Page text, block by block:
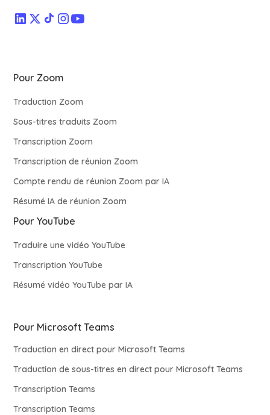
Pour Zoom
Traduction Zoom
Sous-titres traduits Zoom
Transcription Zoom
Transcription de réunion Zoom
Compte rendu de réunion Zoom par IA
Résumé IA de réunion Zoom
Pour YouTube
Traduire une vidéo YouTube
Transcription YouTube
Résumé vidéo YouTube par IA
Pour Microsoft Teams
Traduction en direct pour Microsoft Teams
Traduction de sous-titres en direct pour Microsoft Teams
Transcription Teams
Transcription Teams